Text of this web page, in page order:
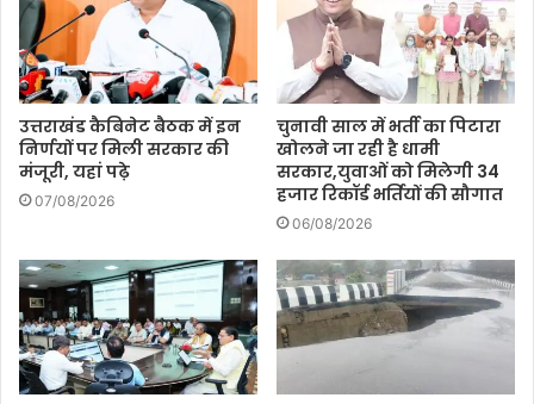
उत्तराखंड कैबिनेट बैठक में इन
निर्णयों पर मिली सरकार की
मंजूरी, यहां पढ़े
07/08/2026
चुनावी साल में भर्ती का पिटारा
खोलने जा रही है धामी
सरकार,युवाओं को मिलेगी 34
हजार रिकॉर्ड भर्तियों की सौगात
06/08/2026